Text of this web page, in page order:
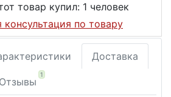
товар купил: 1 человек
консультация по товару
Доставка
Отзывы
1